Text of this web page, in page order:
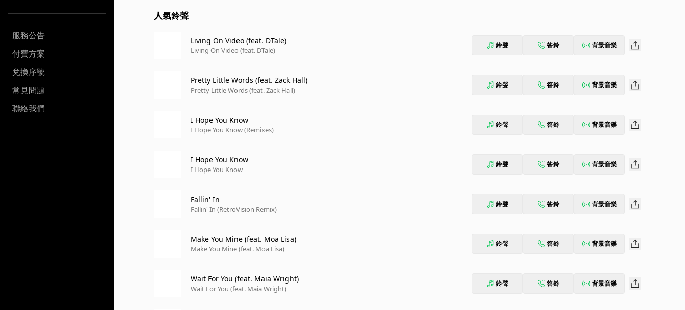
服務公告
付費方案
兌換序號
常見問題
聯絡我們
人氣鈴聲
Living On Video (feat. DTale)
Living On Video (feat. DTale)
鈴聲 答鈴 背景音樂
Pretty Little Words (feat. Zack Hall)
Pretty Little Words (feat. Zack Hall)
鈴聲 答鈴 背景音樂
I Hope You Know
I Hope You Know (Remixes)
鈴聲 答鈴 背景音樂
I Hope You Know
I Hope You Know
鈴聲 答鈴 背景音樂
Fallin' In
Fallin' In (RetroVision Remix)
鈴聲 答鈴 背景音樂
Make You Mine (feat. Moa Lisa)
Make You Mine (feat. Moa Lisa)
鈴聲 答鈴 背景音樂
Wait For You (feat. Maia Wright)
Wait For You (feat. Maia Wright)
鈴聲 答鈴 背景音樂